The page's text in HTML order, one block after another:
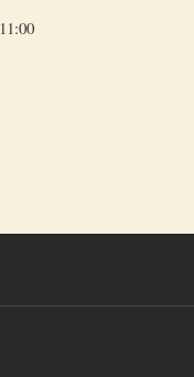
11:00